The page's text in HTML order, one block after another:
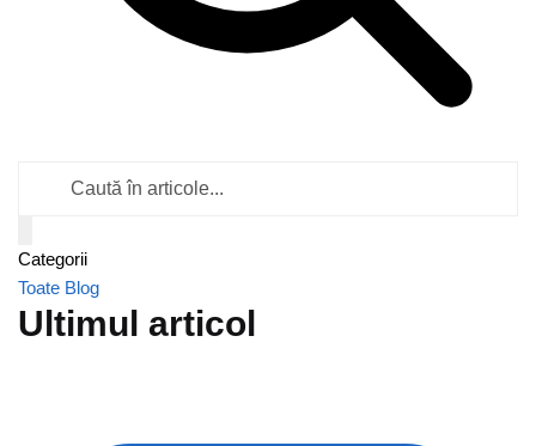
Categorii
Toate Blog
Ultimul articol